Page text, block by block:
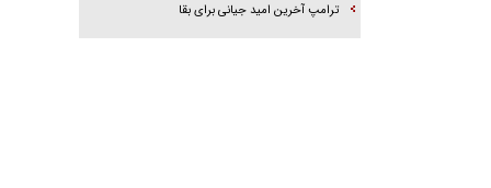
ترامپ آخرین امید جیانی برای بقا